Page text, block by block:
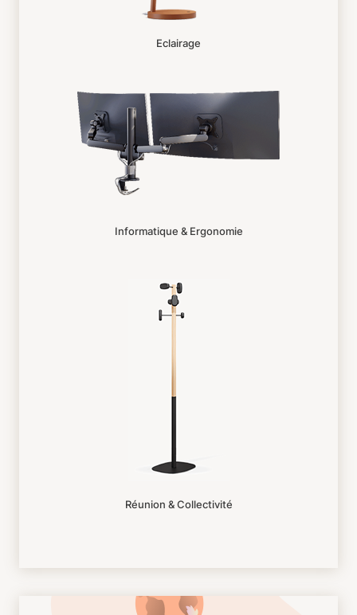
Eclairage
Informatique & Ergonomie
Réunion & Collectivité